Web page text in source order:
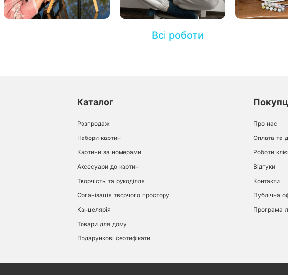
Всі роботи
Каталог
Розпродаж
Набори картин
Картини за номерами
Аксесуари до картин
Творчість та рукоділля
Організація творчого простору
Канцелярія
Товари для дому
Подарункові сертифікати
Про нас
Оплата та
Роботи
Відгуки
Контакти
Публічна
Програма